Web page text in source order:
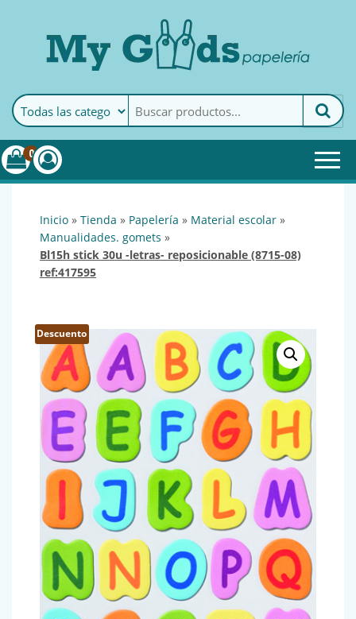
MyGoods · PapeleríaMy Goods es tu papelería
online de confianza. Podrás
encontrar todo lo necesario
0
inicio » tienda » papelería » material escolar »
manualidades. gomets »
bl15h stick 30u -letras- reposicionable (8715-08)
ref:417595
Descuento